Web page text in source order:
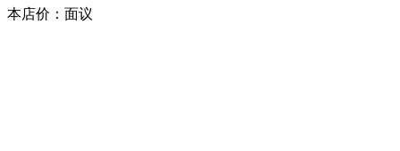
本店价： 面议